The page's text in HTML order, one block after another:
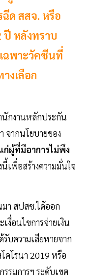
ด สสจ. หรือ
หลังทราบ
ฉพาะวัคซีนที่
งเลือก
นักงานหลักประกัน
จากนโยบายของ
ก่ผู้ที่มีอาการไม่พึง
เพื่อสร้างความมั่นใจ
า สปสช.ได้ออก
งื่อนไขการจ่ายเงิน
บความเสียหายจาก
คโรนา 2019 หรือ
รมการฯ ระดับเขต